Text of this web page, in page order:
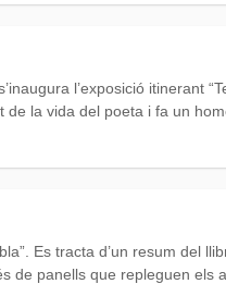
l’exposició itinerant
la vida del poeta i fa un
Es tracta d’un resum del
de panells que repleguen els